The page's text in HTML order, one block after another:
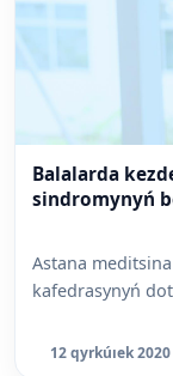
Balalarda
sindromynyń
Astana
kafedrasynyń
12 qyrkúıek 2020